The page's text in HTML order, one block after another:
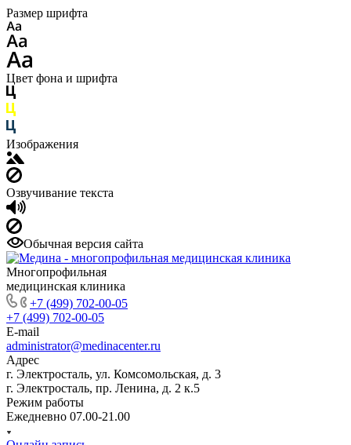
Размер шрифта
Цвет фона и шрифта
Изображения
Озвучивание текста
Обычная версия сайта
Многопрофильная
медицинская клиника
+7 (499) 702-00-05
+7 (499) 702-00-05
E-mail
administrator@medinacenter.ru
Адрес
г. Электросталь, ул. Комсомольская, д. 3
г. Электросталь, пр. Ленина, д. 2 к.5
Режим работы
Ежедневно 07.00-21.00